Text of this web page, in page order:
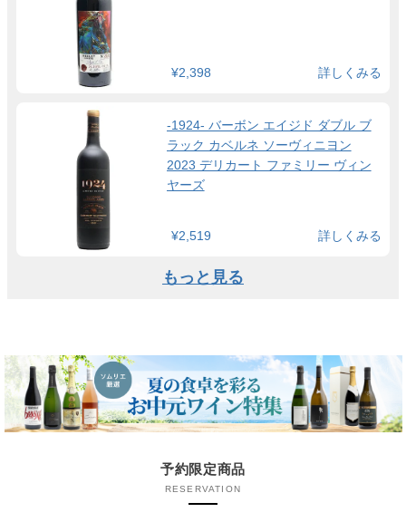
¥2,398 詳しくみる
-1924- バーボン エイジド ダブル ブ
ラック カベルネ ソーヴィニヨン
2023 デリカート ファミリー ヴィン
ヤーズ
¥2,519 詳しくみる
もっと見る
予約限定商品
RESERVATION